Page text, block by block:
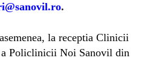
.
la receptia Clinicii
Policlinicii Noi Sanovil din